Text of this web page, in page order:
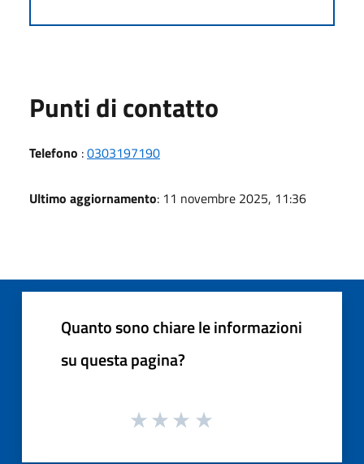
Punti di contatto
Telefono :0303197190
Ultimo aggiornamento: 11 novembre 2025, 11:36
Quanto sono chiare le informazioni
su questa pagina?